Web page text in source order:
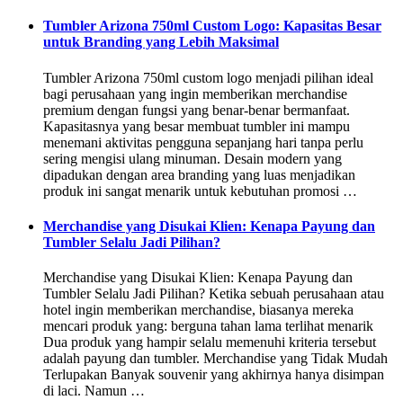
Tumbler Arizona 750ml Custom Logo: Kapasitas Besar
untuk Branding yang Lebih Maksimal
Tumbler Arizona 750ml custom logo menjadi pilihan ideal
bagi perusahaan yang ingin memberikan merchandise
premium dengan fungsi yang benar-benar bermanfaat.
Kapasitasnya yang besar membuat tumbler ini mampu
menemani aktivitas pengguna sepanjang hari tanpa perlu
sering mengisi ulang minuman. Desain modern yang
dipadukan dengan area branding yang luas menjadikan
produk ini sangat menarik untuk kebutuhan promosi …
Merchandise yang Disukai Klien: Kenapa Payung dan
Tumbler Selalu Jadi Pilihan?
Merchandise yang Disukai Klien: Kenapa Payung dan
Tumbler Selalu Jadi Pilihan? Ketika sebuah perusahaan atau
hotel ingin memberikan merchandise, biasanya mereka
mencari produk yang: berguna tahan lama terlihat menarik
Dua produk yang hampir selalu memenuhi kriteria tersebut
adalah payung dan tumbler. Merchandise yang Tidak Mudah
Terlupakan Banyak souvenir yang akhirnya hanya disimpan
di laci. Namun …